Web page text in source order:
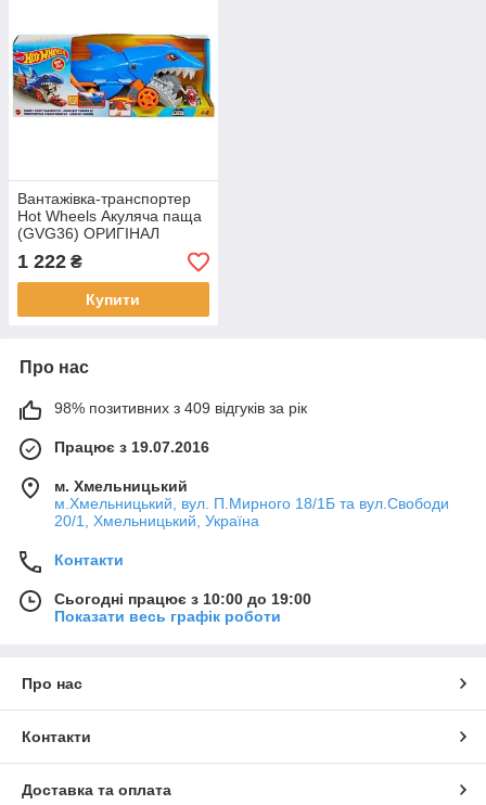
Вантажівка-транспортер
Hot Wheels Акуляча паща
(GVG36) ОРИГІНАЛ
1 222 ₴
Купити
Про нас
98% позитивних з 409 відгуків за рік
Працює з 19.07.2016
м. Хмельницький
м.Хмельницький, вул. П.Мирного 18/1Б та вул.Свободи
20/1, Хмельницький, Україна
Контакти
Сьогодні працює з 10:00 до 19:00
Показати весь графік роботи
Про нас
Контакти
Доставка та оплата